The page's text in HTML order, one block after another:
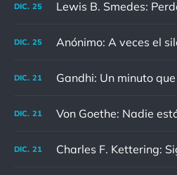
DIC. 25
DIC. 25
DIC. 21
DIC. 21
DIC. 21